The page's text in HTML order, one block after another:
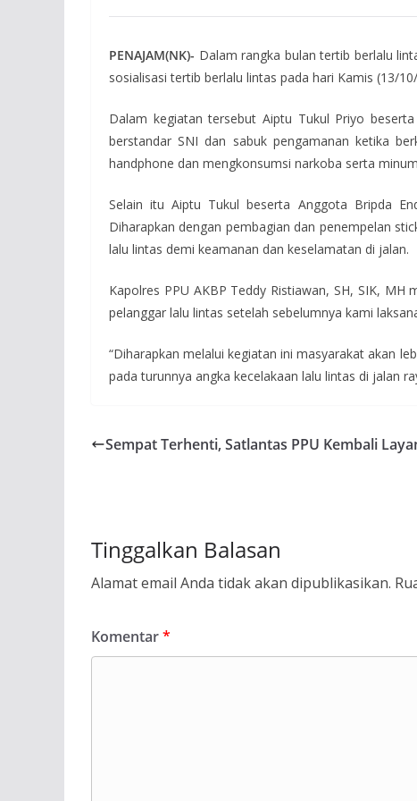
PENAJAM(NK)- Dalam rangka bulan tertib berlalu
sosialisasi tertib berlalu lintas pada hari Kamis (13/
Dalam kegiatan tersebut Aiptu Tukul Priyo
berstandar SNI dan sabuk pengamanan ketika
handphone dan mengkonsumsi narkoba serta
Selain itu Aiptu Tukul beserta Anggota Bripda
Diharapkan dengan pembagian dan penempelan
lalu lintas demi keamanan dan keselamatan di jalan.
Kapolres PPU AKBP Teddy Ristiawan, SH, SIK,
pelanggar lalu lintas setelah sebelumnya kami
“Diharapkan melalui kegiatan ini masyarakat akan
pada turunnya angka kecelakaan lalu lintas di jalan
Sempat Terhenti, Satlantas PPU Kembali
Tinggalkan Balasan
Alamat email Anda tidak akan dipublikasikan.
Komentar*